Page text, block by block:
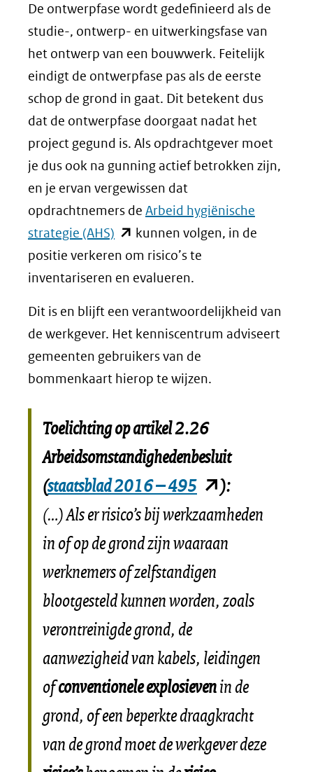
(verwijst
een
website)
een
(verwijst
andere
website)
De ontwerpfase wordt gedefinieerd als de
studie-, ontwerp- en uitwerkingsfase van
het ontwerp van een bouwwerk. Feitelijk
eindigt de ontwerpfase pas als de eerste
schop de grond in gaat. Dit betekent dus
dat de ontwerpfase doorgaat nadat het
project gegund is. Als opdrachtgever moet
je dus ook na gunning actief betrokken zijn,
en je ervan vergewissen dat
opdrachtnemers de Arbeid hygiënische
strategie (AHS) (opent
in
nieuw
andere
kunnen volgen, in de
positie verkeren om risico’s te
inventariseren en evalueren.
Dit is en blijft een verantwoordelijkheid van
de werkgever. Het kenniscentrum adviseert
gemeenten gebruikers van de
bommenkaart hierop te wijzen.
Toelichting op artikel 2.26
Arbeidsomstandighedenbesluit
(staatsblad 2016 – 495(opent
in
nieuw
venster)
(verwijst
een
andere
website)
):
(…) Als er risico’s bij werkzaamheden
in of op de grond zijn waaraan
werknemers of zelfstandigen
blootgesteld kunnen worden, zoals
verontreinigde grond, de
aanwezigheid van kabels, leidingen
ofconventionele explosievenin de
grond, of een beperkte draagkracht
van de grond moet de werkgever deze